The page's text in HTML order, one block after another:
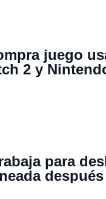
juego
2 y
había
para
en